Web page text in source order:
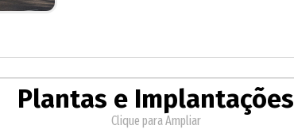
Plantas e Implantações
Clique para Ampliar